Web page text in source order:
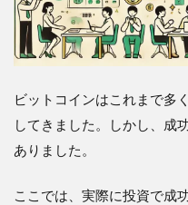
ビットコインはこれまで多
してきました。しかし、成
ありました。
ここでは、実際に投資で成